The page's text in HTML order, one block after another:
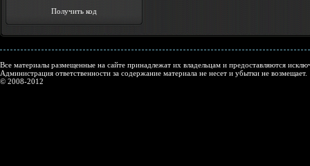
Получить код
Все материалы размещенные на сайте принадлежат их владельцам и предоставляются
Администрация ответственности за содержание материала не несет и убытки не возмещает.
© 2008-2012